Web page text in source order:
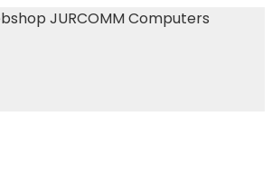
JURCOMM Computers